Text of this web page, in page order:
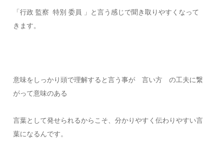
「行政 監察 特別 委員 」と言う感じで聞き取りやすくなって
きます。
意味をしっかり頭で理解すると言う事が 言い方 の工夫に繋
がって意味のある
言葉として発せられるからこそ、分かりやすく伝わりやすい言
葉になるんです。